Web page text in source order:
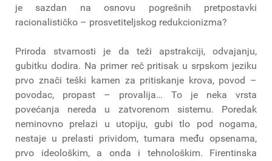
je sazdan na osnovu pogrešnih pretpostavki
racionalističko – prosvetiteljskog redukcionizma?
Priroda stvarnosti je da teži apstrakciji, odvajanju,
gubitku dodira. Na primer reč pritisak u srpskom jeziku
prvo znači teški kamen za pritiskanje krova, povod –
povodac, propast – provalija… To je neka vrsta
povećanja nereda u zatvorenom sistemu. Poredak
neminovno prelazi u utopiju, gubi tlo pod nogama,
nestaje u prelasti prividom, tumara među opsenama,
prvo ideološkim, a onda i tehnološkim. Firentinska